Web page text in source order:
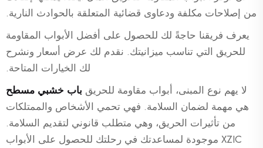
من إصلاحات مكلفة ودعاوى قضائية المتعلقة بالحوادث النارية.
يعرف فريقنا حاجةً لك للحصول على أفضل الأبواب المقاومة
للحريق التي تناسب ميزانيتك. نقدم لك عرض أسعار ونشرح
لك الخيارات المتاحة.
لا يهم نوع المبنى، أبواب مقاومة للحريق باب خشبي مسطح
هي مهمة لضمان السلامة. فهي تحمي الأشخاص والممتلكات
من تأثيرات الحريق، وهي متطلب قانوني لتقديم السلامة.
XZIC موجودة لمساعدتك في رحلتك للحصول على الأبواب